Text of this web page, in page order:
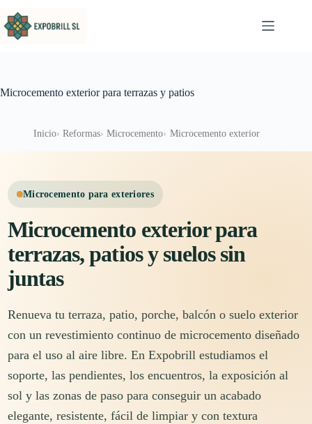
Microcemento exterior para terrazas y patios
Inicio Reformas Microcemento Microcemento exterior
Microcemento para exteriores
Microcemento exterior para
terrazas, patios y suelos sin
juntas
Renueva tu terraza, patio, porche, balcón o suelo exterior
con un revestimiento continuo de microcemento diseñado
para el uso al aire libre. En Expobrill estudiamos el
soporte, las pendientes, los encuentros, la exposición al
sol y las zonas de paso para conseguir un acabado
elegante, resistente, fácil de limpiar y con textura